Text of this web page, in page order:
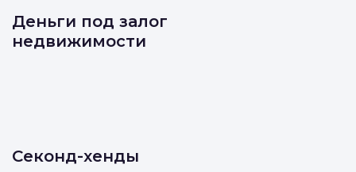
Деньги под залог
недвижимости
Секонд-хенды